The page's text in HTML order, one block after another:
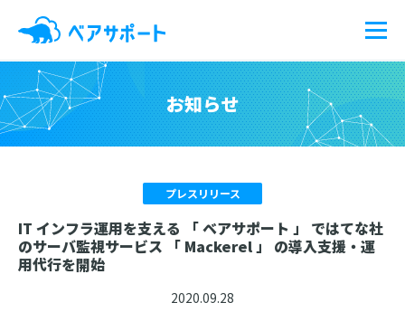
ベアサポートとは？
サービス
導入事例
お知らせ
プレスリリース
IT インフラ運用を支える 「 ベアサポート 」 ではてな社
のサーバ監視サービス 「 Mackerel 」 の導入支援・運
用代行を開始
2020.09.28